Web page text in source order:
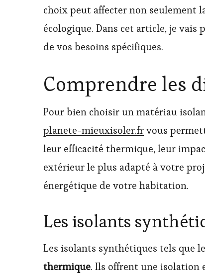
choix peut affecter non seulement
écologique. Dans cet article, je
de vos besoins spécifiques.
Comprendre les
Pour bien choisir un matériau
planete-mieuxisoler.frvous
leur efficacité thermique, leur
extérieur le plus adapté à votre
énergétique de votre habitation.
Les isolants
Les isolants synthétiques tels que
thermique. Ils offrent une isolation